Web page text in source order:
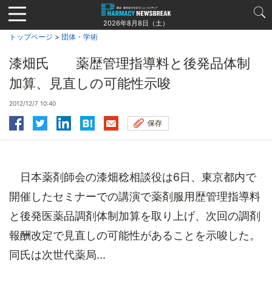
Jump
to
navigation
2026年8月8日（土）
トップページ > 団体・学術
漆畑氏 薬歴管理指導料と後発品体制
加算、見直しの可能性示唆
2012/12/7 10:40
保存
日本薬剤師会の漆畑稔相談役は6日、東京都内で
開催したセミナーでの講演で薬剤服用歴管理指導料
と後発医薬品調剤体制加算を取り上げ、次回の調剤
報酬改定で見直しの可能性があることを示唆した。
同氏は次世代薬局...